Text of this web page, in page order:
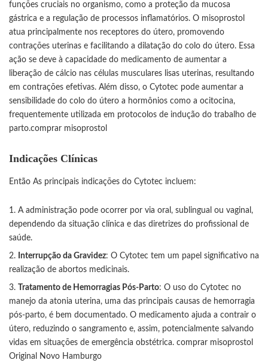
funções cruciais no organismo, como a proteção da mucosa
gástrica e a regulação de processos inflamatórios. O misoprostol
atua principalmente nos receptores do útero, promovendo
contrações uterinas e facilitando a dilatação do colo do útero. Essa
ação se deve à capacidade do medicamento de aumentar a
liberação de cálcio nas células musculares lisas uterinas, resultando
em contrações efetivas. Além disso, o Cytotec pode aumentar a
sensibilidade do colo do útero a hormônios como a ocitocina,
frequentemente utilizada em protocolos de indução do trabalho de
parto.comprar misoprostol
Indicações Clínicas
Então As principais indicações do Cytotec incluem:
A administração pode ocorrer por via oral, sublingual ou vaginal,
dependendo da situação clínica e das diretrizes do profissional de
saúde.
Interrupção da Gravidez: O Cytotec tem um papel significativo na
realização de abortos medicinais.
Tratamento de Hemorragias Pós-Parto: O uso do Cytotec no
manejo da atonia uterina, uma das principais causas de hemorragia
pós-parto, é bem documentado. O medicamento ajuda a contrair o
útero, reduzindo o sangramento e, assim, potencialmente salvando
vidas em situações de emergência obstétrica. comprar misoprostol
Original Novo Hamburgo